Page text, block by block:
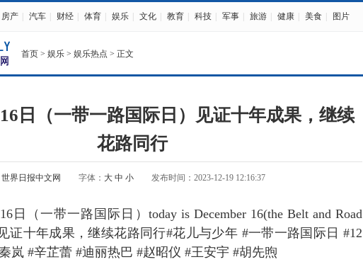
房产 汽车 财经 体育 娱乐 文化 教育 科技 军事 旅游 健康 美食 图片
首页 > 娱乐 > 娱乐热点 > 正文
日（一带一路国际日）见证十年成果，继续
花路同行
世界日报中文网 字体： 大 中 小 发布时间：2023-12-19 12:16:37
（一带一路国际日）today is December 16(the Belt and Road
证十年成果，继续花路同行#花儿与少年 #一带一路国际日 #12
岚 #辛芷蕾 #迪丽热巴 #赵昭仪 #王安宇 #胡先煦